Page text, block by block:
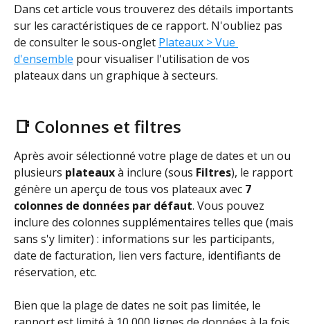
Dans cet article vous trouverez des détails importants
sur les caractéristiques de ce rapport. N'oubliez pas
de consulter le sous-onglet Plateaux > Vue
d'ensemble pour visualiser l'utilisation de vos
plateaux dans un graphique à secteurs.
📑 Colonnes et filtres
Après avoir sélectionné votre plage de dates et un ou
plusieurs plateaux à inclure (sous Filtres), le rapport
génère un aperçu de tous vos plateaux avec 7
colonnes de données par défaut. Vous pouvez
inclure des colonnes supplémentaires telles que (mais
sans s'y limiter) : informations sur les participants,
date de facturation, lien vers facture, identifiants de
réservation, etc.
Bien que la plage de dates ne soit pas limitée, le